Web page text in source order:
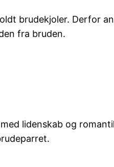
brudekjoler. Derfor
fra bruden.
lidenskab og